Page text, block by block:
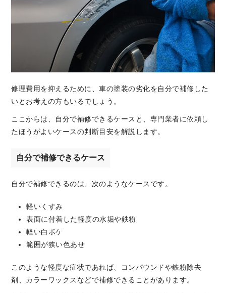
修理費用を抑えるために、車の塗装の劣化を自分で補修した
いとお考えの方もいるでしょう。
ここからは、自分で補修できるケースと、専門業者に依頼し
たほうがよいケースの判断目安を解説します。
自分で補修できるケース
自分で補修できるのは、次のようなケースです。
軽いくすみ
表面に付着した軽度の水垢や鉄粉
軽い白ボケ
範囲が狭い色あせ
このような軽度な症状であれば、コンパウンドや鉄粉除去
剤、カラーワックスなどで補修できることがあります。